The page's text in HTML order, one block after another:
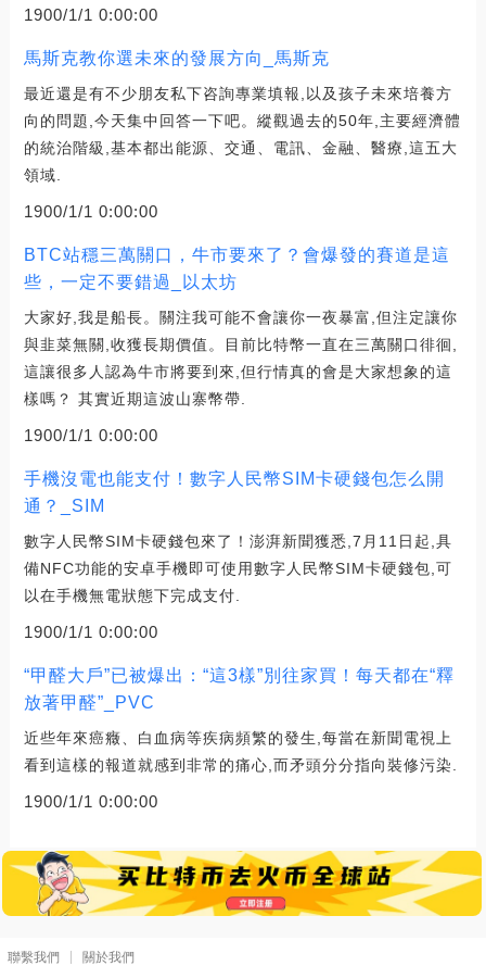
1900/1/1 0:00:00
馬斯克教你選未來的發展方向_馬斯克
最近還是有不少朋友私下咨詢專業填報,以及孩子未來培養方
向的問題,今天集中回答一下吧。縱觀過去的50年,主要經濟體
的統治階級,基本都出能源、交通、電訊、金融、醫療,這五大
領域.
1900/1/1 0:00:00
BTC站穩三萬關口，牛市要來了？會爆發的賽道是這
些，一定不要錯過_以太坊
大家好,我是船長。關注我可能不會讓你一夜暴富,但注定讓你
與韭菜無關,收獲長期價值。目前比特幣一直在三萬關口徘徊,
這讓很多人認為牛市將要到來,但行情真的會是大家想象的這
樣嗎？ 其實近期這波山寨幣帶.
1900/1/1 0:00:00
手機沒電也能支付！數字人民幣SIM卡硬錢包怎么開
通？_SIM
數字人民幣SIM卡硬錢包來了！澎湃新聞獲悉,7月11日起,具
備NFC功能的安卓手機即可使用數字人民幣SIM卡硬錢包,可
以在手機無電狀態下完成支付.
1900/1/1 0:00:00
“甲醛大戶”已被爆出：“這3樣”別往家買！每天都在“釋
放著甲醛”_PVC
近些年來癌癥、白血病等疾病頻繁的發生,每當在新聞電視上
看到這樣的報道就感到非常的痛心,而矛頭分分指向裝修污染.
1900/1/1 0:00:00
聯繫我們 關於我們